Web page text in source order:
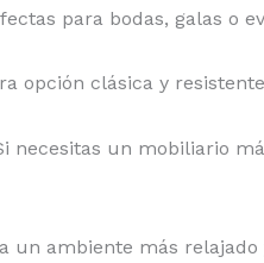
para bodas, galas o
opción clásica y
necesitas un mobiliario
un ambiente más